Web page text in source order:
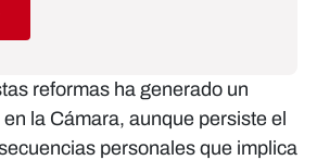
reformas ha generado un
la Cámara, aunque persiste el
personales que implica